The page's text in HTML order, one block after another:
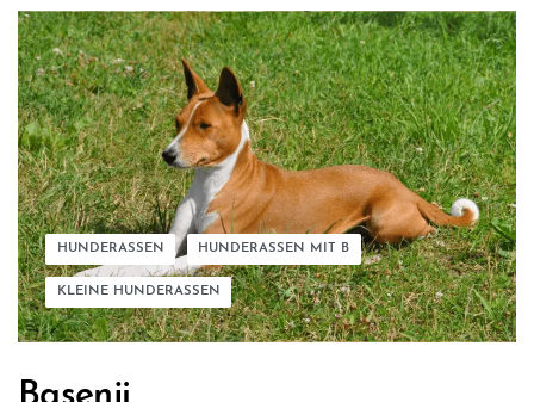
HUNDERASSEN HUNDERASSEN MIT B
KLEINE HUNDERASSEN